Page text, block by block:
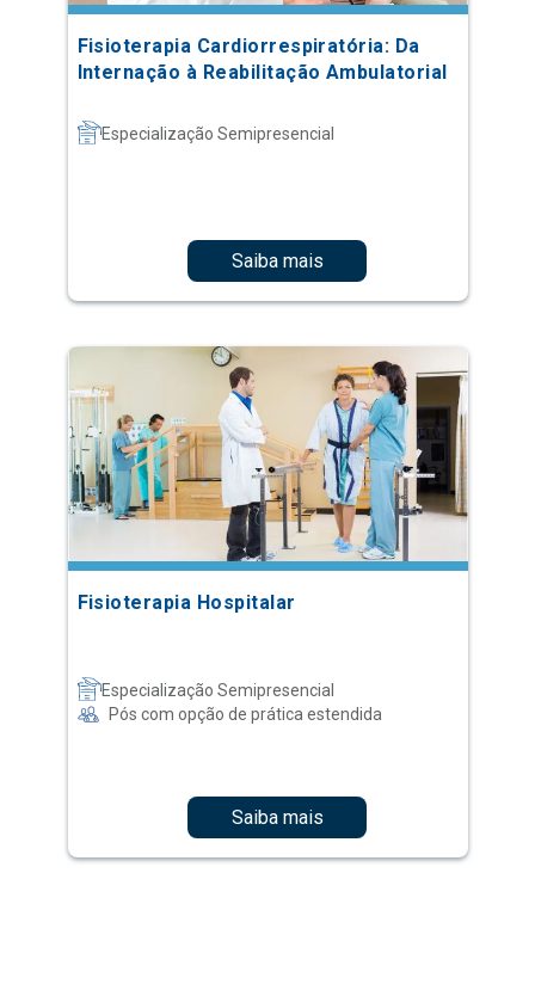
Fisioterapia Cardiorrespiratória: Da
Internação à Reabilitação Ambulatorial
Especialização Semipresencial
Saiba mais
Fisioterapia Hospitalar
Especialização Semipresencial
Pós com opção de prática estendida
Saiba mais